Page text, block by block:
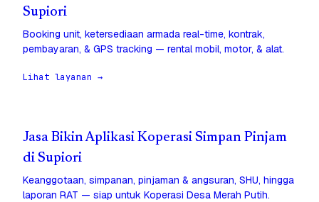
Supiori
Booking unit, ketersediaan armada real-time, kontrak,
pembayaran, & GPS tracking — rental mobil, motor, & alat.
Lihat layanan →
Jasa Bikin Aplikasi Koperasi Simpan Pinjam
di Supiori
Keanggotaan, simpanan, pinjaman & angsuran, SHU, hingga
laporan RAT — siap untuk Koperasi Desa Merah Putih.